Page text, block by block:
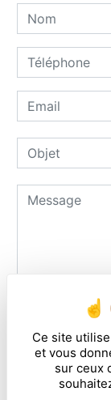
Ce site
et vous
sur ceux
En cochant
particulières